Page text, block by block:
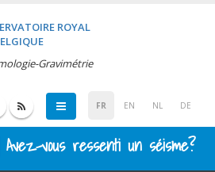
ROYAL
Gravimétrie
FR EN NL DE
Avez-vous ressenti un séisme?